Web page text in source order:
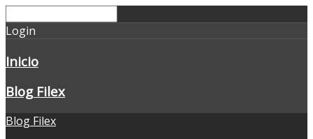
Login
Inicio
Blog Filex
Blog Filex